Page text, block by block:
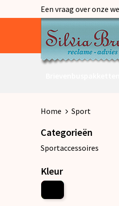
Een vraag over onze
Home Sport
Categorieën
Sportaccessoires
Kleur